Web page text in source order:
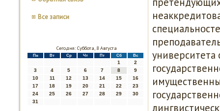
Все записи
Сегодня: Суббота, 8 Августа
Пн Вт Ср Чт Пт Сб Вс
1
2
3
4 5 6 7 8
9
10
11 12 13 14 15
16
17
18 19 20 21 22
23
24
25 26 27 28 29
30
31
университета